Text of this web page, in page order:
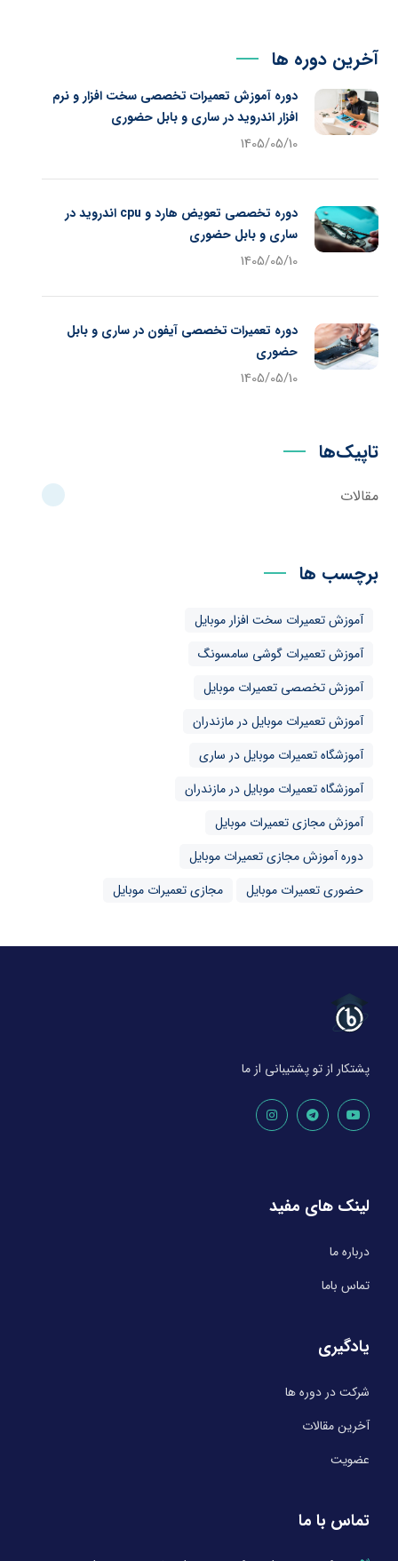
آخرین دوره ها
دوره آموزش تعمیرات تخصصی سخت افزار و نرم
افزار اندروید در ساری و بابل حضوری
1405/05/10
دوره تخصصی تعویض هارد و cpu اندروید در
ساری و بابل حضوری
1405/05/10
دوره تعمیرات تخصصی آیفون در ساری و بابل
حضوری
1405/05/10
تاپیک‌ها
مقالات
برچسب ها
آموزش تعمیرات سخت افزار موبایل
آموزش تعمیرات گوشی سامسونگ
آموزش تخصصی تعمیرات موبایل
آموزش تعمیرات موبایل در مازندران
آموزشگاه تعمیرات موبایل در ساری
آموزشگاه تعمیرات موبایل در مازندران
آموزش مجازی تعمیرات موبایل
دوره آموزش مجازی تعمیرات موبایل
حضوری تعمیرات موبایل
مجازی تعمیرات موبایل
پشتکار از تو پشتیبانی از ما
لینک های مفید
درباره ما
تماس باما
یادگیری
شرکت در دوره ها
آخرین مقالات
عضویت
تماس با ما